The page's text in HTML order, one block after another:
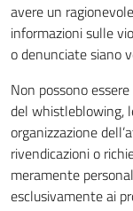
avere un
informazioni sulle
o denunciate siano
Non possono
del whistleblowing,
organizzazione
rivendicazioni o
meramente
esclusivamente ai